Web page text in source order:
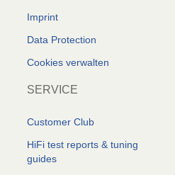
Imprint
Data Protection
Cookies verwalten
SERVICE
Customer Club
HiFi test reports & tuning
guides